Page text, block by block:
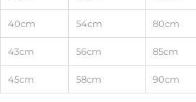
40cm 54cm 80cm
43cm 56cm 85cm
45cm 58cm 90cm